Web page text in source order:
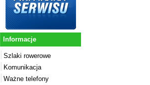
Informacje
Szlaki rowerowe
Komunikacja
Ważne telefony